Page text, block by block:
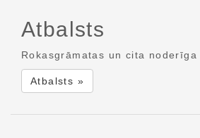
Atbalsts
Rokasgrāmatas un cita noderīga
Atbalsts »